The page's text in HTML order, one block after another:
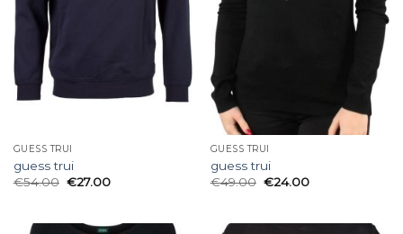
GUESS TRUI
guess trui
€54.00 €27.00
GUESS TRUI
guess trui
€49.00 €24.00